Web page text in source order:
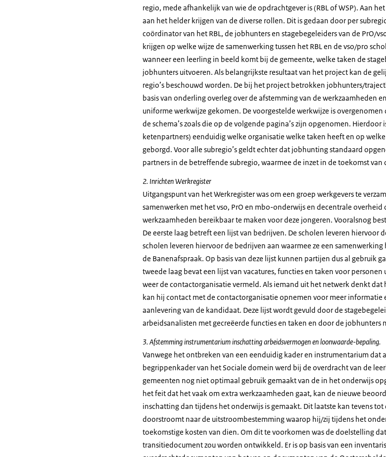
regio, mede afhankelijk van wie de opdrachtgever is (RBL of WSP). Aan
aan het helder krijgen van de diverse rollen. Dit is gedaan door per
coördinator van het RBL, de jobhunters en stagebegeleiders van de PrO/
krijgen op welke wijze de samenwerking tussen het RBL en de vso/pro
wanneer een leerling in beeld komt bij de gemeente, welke taken de
jobhunters uitvoeren. Als belangrijkste resultaat van het project kan de
regio’s beschouwd worden. De bij het project betrokken jobhunters/
basis van onderling overleg over de afstemming van de werkzaamheden
uniforme werkwijze gekomen. De voorgestelde werkwijze is
de schema’s zoals die op de volgende pagina’s zijn opgenomen. Hierdoor
ketenpartners) eenduidig welke organisatie welke taken heeft en op
geborgd. Voor alle subregio’s geldt echter dat jobhunting standaard
partners in de betreffende subregio, waarmee de inzet in de toekomst van
2. Inrichten Werkregister
Uitgangspunt van het Werkregister was om een groep werkgevers te
samenwerken met het vso, PrO en mbo-onderwijs en decentrale
werkzaamheden bereikbaar te maken voor deze jongeren. Vooralsnog
De eerste laag betreft een lijst van bedrijven. De scholen leveren hiervoor
scholen leveren hiervoor de bedrijven aan waarmee ze een
de Banenafspraak. Op basis van deze lijst kunnen partijen dus al gebruik
tweede laag bevat een lijst van vacatures, functies en taken voor
weer de contactorganisatie vermeld. Als iemand uit het netwerk denkt
kan hij contact met de contactorganisatie opnemen voor meer informatie
aanlevering van de kandidaat. Deze lijst wordt gevuld door de
arbeidsanalisten met gecreëerde functies en taken en door de jobhunters
3. Afstemming instrumentarium inschatting arbeidsvermogen en loonwaarde-bepaling.
Vanwege het ontbreken van een eenduidig kader en instrumentarium dat
begrippenkader van het Sociale domein werd bij de overdracht van de
gemeenten nog niet optimaal gebruik gemaakt van de in het onderwijs
het feit dat het vaak om extra werkzaamheden gaat, kan de nieuwe
inschatting dan tijdens het onderwijs is gemaakt. Dit laatste kan tevens
doorstroomt naar de uitstroombestemming waarop hij/zij tijdens het
toekomstige kosten van dien. Om dit te voorkomen was de doelstelling
transitiedocument zou worden ontwikkeld. Er is op basis van een